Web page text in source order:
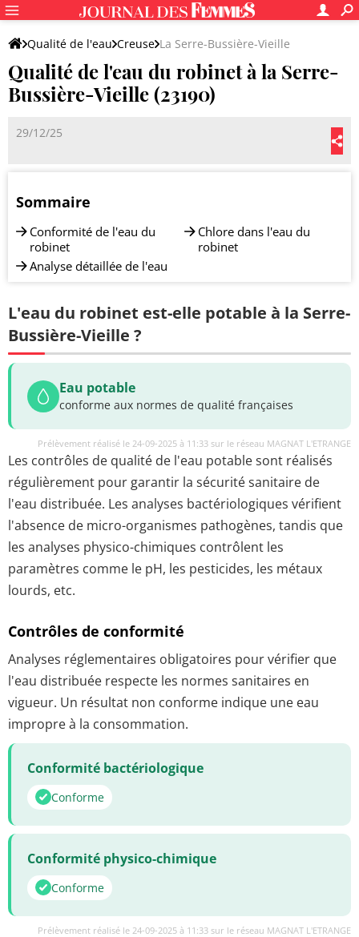
Qualité de l'eau Creuse La Serre-Bussière-Vieille
Qualité de l'eau du robinet à la Serre-
Bussière-Vieille (23190)
29/12/25
Sommaire
Conformité de l'eau du
robinet
Analyse détaillée de l'eau
Chlore dans l'eau du
robinet
L'eau du robinet est-elle potable à la Serre-
Bussière-Vieille ?
Eau potable
conforme aux normes de qualité françaises
Prélèvement réalisé le 24-09-2025 à 11:33 sur le réseau MAGNAT L'ETRANGE
Les contrôles de qualité de l'eau potable sont réalisés
régulièrement pour garantir la sécurité sanitaire de
l'eau distribuée. Les analyses bactériologiques vérifient
l'absence de micro-organismes pathogènes, tandis que
les analyses physico-chimiques contrôlent les
paramètres comme le pH, les pesticides, les métaux
lourds, etc.
Contrôles de conformité
Analyses réglementaires obligatoires pour vérifier que
l'eau distribuée respecte les normes sanitaires en
vigueur. Un résultat non conforme indique une eau
impropre à la consommation.
Conformité bactériologique
Conforme
Conformité physico-chimique
Conforme
Prélèvement réalisé le 24-09-2025 à 11:33 sur le réseau MAGNAT L'ETRANGE